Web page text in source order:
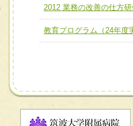
ユニット２ チーム医
必要に応じて柔軟に
ユニット３ 多職種
宅患者等支援チーム
チーム03【癌患者服
チーム06【外来化
チーム07【病院職
2012 業務の改善の仕方
教育プログラム（24年度